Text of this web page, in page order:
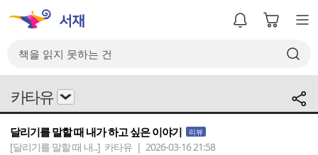
카타유
달리기를 말할 때 내가 하고 싶은 이야기 리뷰
[달리기를 말할 때 내..] 카타유 | 2026-03-16 21:58